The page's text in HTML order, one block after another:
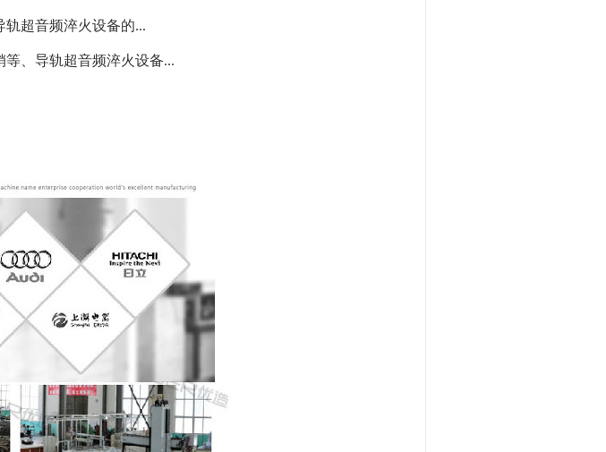
超音频淬火设备的...
、导轨超音频淬火设备...